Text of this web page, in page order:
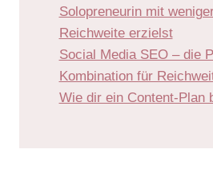
Solopreneurin mit
Reichweite erzielst
Social Media SEO – die
Kombination für
Wie dir ein Content-Plan